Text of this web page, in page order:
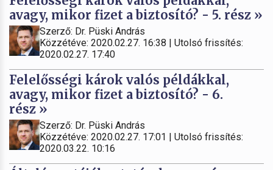
avagy, mikor fizet a biztosító? - 5. rész »
Szerző: Dr. Püski András
Közzétéve: 2020.02.27. 16:38 | Utolsó frissítés:
2020.02.27. 17:40
Felelősségi károk valós példákkal,
avagy, mikor fizet a biztosító? - 6.
rész »
Szerző: Dr. Püski András
Közzétéve: 2020.02.27. 17:01 | Utolsó frissítés:
2020.03.22. 10:16